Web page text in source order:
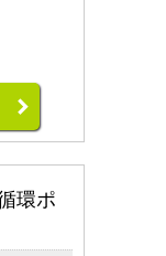
環ポ